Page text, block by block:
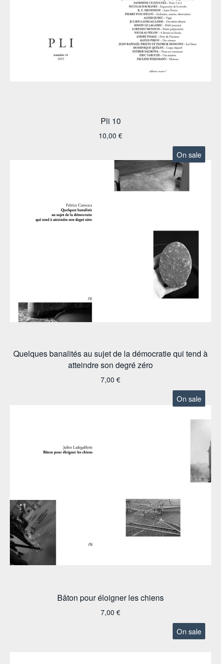
Pli 10
10,00 €
On sale
Quelques banalités au sujet de la démocratie qui tend à
atteindre son degré zéro
7,00 €
On sale
Bâton pour éloigner les chiens
7,00 €
On sale